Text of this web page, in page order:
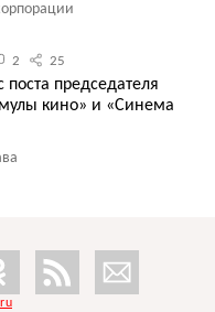
2 25
председателя
кино» и «Синема